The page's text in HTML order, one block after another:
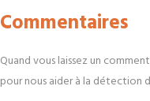
Commentaires
Quand vous laissez un
pour nous aider à la détection